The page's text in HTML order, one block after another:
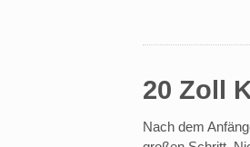
20 Zoll
Nach dem